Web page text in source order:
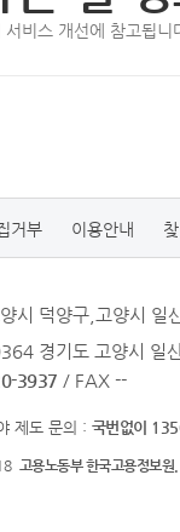
비스 개선에 참고됩니
거부 이용안내
시 덕양구,고양시 일
경기도 고양시 일
3937 / FAX --
제도 문의 : 국번없이
고용노동부 한국고용정보원.